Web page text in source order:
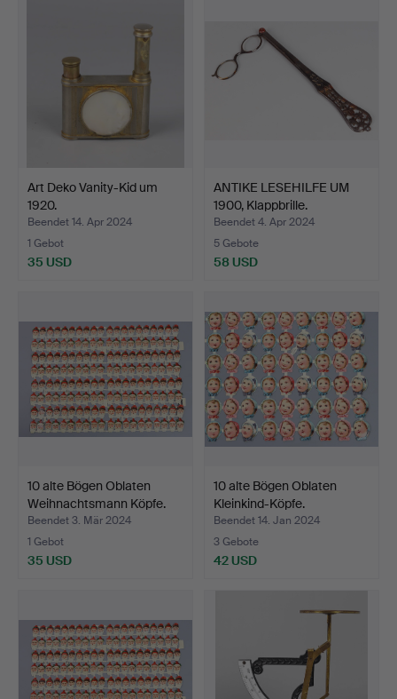
Art Deko Vanity-Kid um
1920.
Beendet 14. Apr 2024
1 Gebot
35 USD
ANTIKE LESEHILFE UM
1900, Klappbrille.
Beendet 4. Apr 2024
5 Gebote
58 USD
10 alte Bögen Oblaten
Weihnachtsmann Köpfe.
Beendet 3. Mär 2024
1 Gebot
35 USD
10 alte Bögen Oblaten
Kleinkind-Köpfe.
Beendet 14. Jan 2024
3 Gebote
42 USD